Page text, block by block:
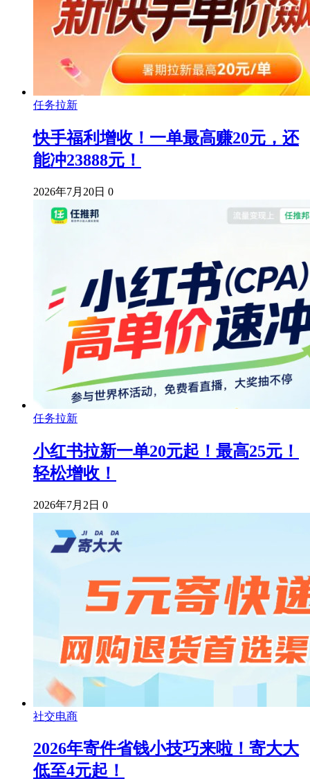
任务拉新
快手福利增收！一单最高赚20元，还
能冲23888元！
2026年7月20日 0
任务拉新
小红书拉新一单20元起！最高25元！
轻松增收！
2026年7月2日 0
社交电商
2026年寄件省钱小技巧来啦！寄大大
低至4元起！